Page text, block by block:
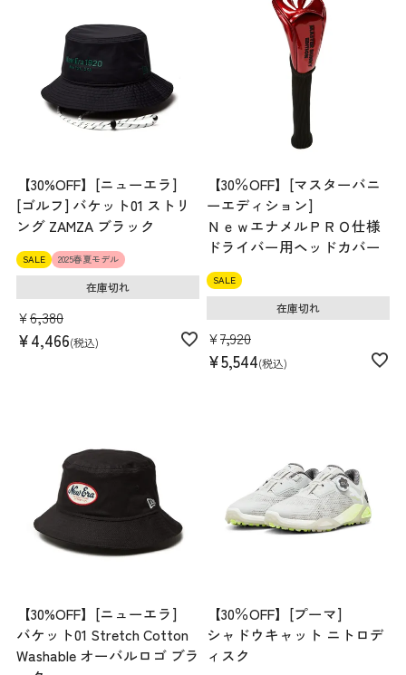
【30%OFF】[ニューエラ]
[ゴルフ] バケット01 ストリ
ング ZAMZA ブラック
SALE 2025春夏モデル
¥6,380
¥4,466 税込
在庫切れ
【30％OFF】[マスターバニ
ーエディション]
ＮｅｗエナメルＰＲＯ仕様
ドライバー用ヘッドカバー
SALE
¥7,920
¥5,544 税込
在庫切れ
【30%OFF】[ニューエラ]
バケット01 Stretch Cotton
Washable オーバルロゴ ブラ
【30％OFF】[プーマ]
シャドウキャット ニトロデ
ィスク